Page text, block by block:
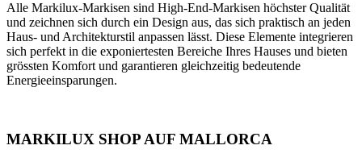
Alle Markilux-Markisen sind High-End-Markisen höchster Qualität
und zeichnen sich durch ein Design aus, das sich praktisch an jeden
Haus- und Architekturstil anpassen lässt. Diese Elemente integrieren
sich perfekt in die exponiertesten Bereiche Ihres Hauses und bieten
grössten Komfort und garantieren gleichzeitig bedeutende
Energieeinsparungen.
MARKILUX SHOP AUF MALLORCA